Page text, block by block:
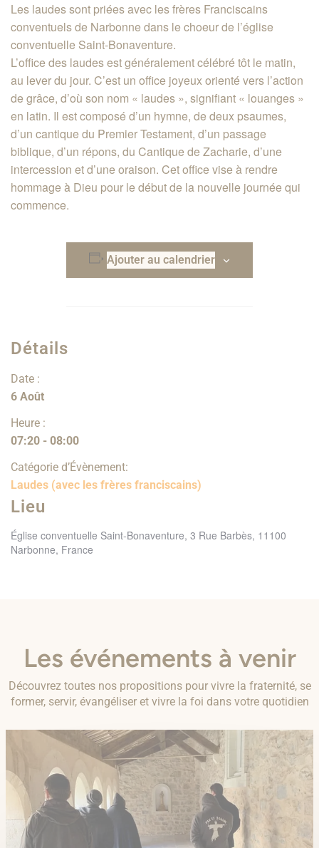
Les laudes sont priées avec les frères Franciscains
conventuels de Narbonne dans le choeur de l’église
conventuelle Saint-Bonaventure.
L’office des laudes est généralement célébré tôt le matin,
au lever du jour. C’est un office joyeux orienté vers l’action
de grâce, d’où son nom « laudes », signifiant « louanges »
en latin. Il est composé d’un hymne, de deux psaumes,
d’un cantique du Premier Testament, d’un passage
biblique, d’un répons, du Cantique de Zacharie, d’une
intercession et d’une oraison. Cet office vise à rendre
hommage à Dieu pour le début de la nouvelle journée qui
commence.
Ajouter au calendrier
Détails
Date :
6 Août
Heure :
07:20 - 08:00
Catégorie d’Évènement:
Laudes (avec les frères franciscains)
Lieu
Église conventuelle Saint-Bonaventure, 3 Rue Barbès, 11100
Narbonne, France
Les événements à venir
Découvrez toutes nos propositions pour vivre la fraternité, se
former, servir, évangéliser et vivre la foi dans votre quotidien